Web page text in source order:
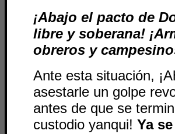
¡Abajo el pacto de
libre y soberana!
obreros y
Ante esta situación,
asestarle un golpe
antes de que se
custodio yanqui! Ya